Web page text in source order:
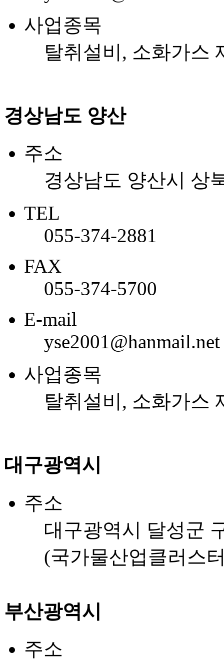
사업종목
탈취설비, 소화가스
경상남도 양산
주소
경상남도 양산시 상
TEL
055-374-2881
FAX
055-374-5700
E-mail
yse2001@hanmail.net
사업종목
탈취설비, 소화가스
대구광역시
주소
대구광역시 달성군
(국가물산업클러스
부산광역시
주소